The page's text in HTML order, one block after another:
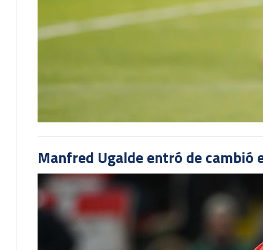
Manfred Ugalde entró de cambió